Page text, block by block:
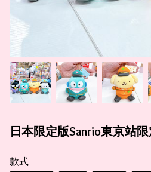
日本限定版Sanrio東京站
款式